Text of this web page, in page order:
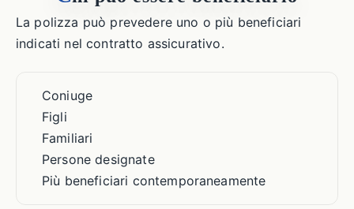
La polizza può prevedere uno o più beneficiari
indicati nel contratto assicurativo.
Coniuge
Figli
Familiari
Persone designate
Più beneficiari contemporaneamente